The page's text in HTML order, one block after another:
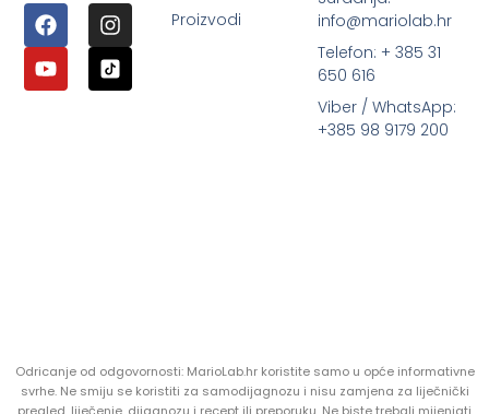
Proizvodi
info@mariolab.hr
Telefon: + 385 31
650 616
Viber / WhatsApp:
+385 98 9179 200
Odricanje od odgovornosti: MarioLab.hr koristite samo u opće informativne
svrhe. Ne smiju se koristiti za samodijagnozu i nisu zamjena za liječnički
pregled, liječenje, dijagnozu i recept ili preporuku. Ne biste trebali mijenjati